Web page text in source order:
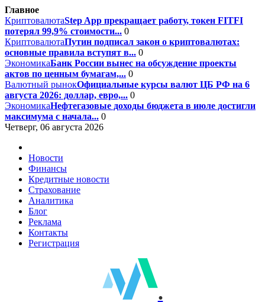
Главное
КриптовалютаStep App прекращает работу, токен FITFI
потерял 99,9% стоимости... 0
КриптовалютаПутин подписал закон о криптовалютах:
основные правила вступят в... 0
ЭкономикаБанк России вынес на обсуждение проекты
актов по ценным бумагам,... 0
Валютный рынокОфициальные курсы валют ЦБ РФ на 6
августа 2026: доллар, евро,... 0
ЭкономикаНефтегазовые доходы бюджета в июле достигли
максимума с начала... 0
Четверг, 06 августа 2026
Новости
Финансы
Кредитные новости
Страхование
Аналитика
Блог
Реклама
Контакты
Регистрация
.